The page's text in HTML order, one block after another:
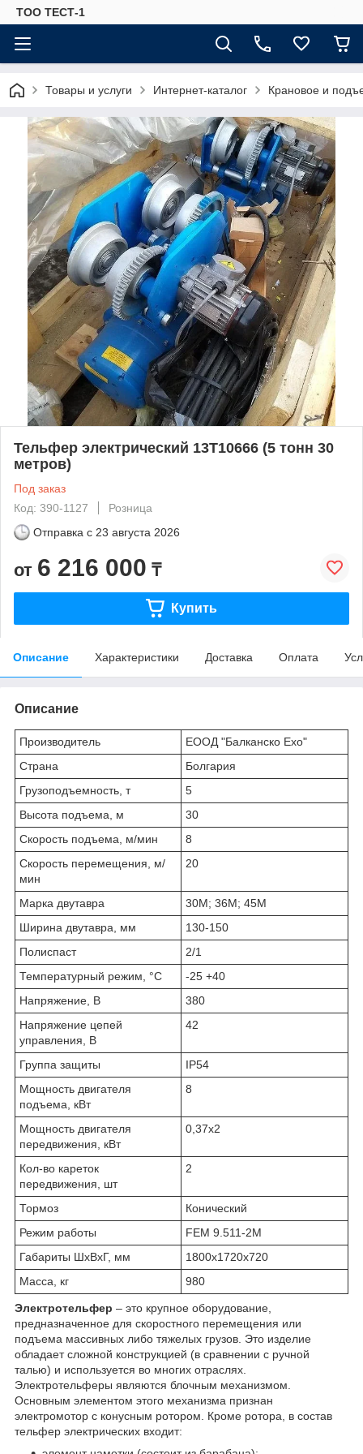
ТОО ТЕСТ-1
Товары и услуги Интернет-каталог Крановое и
Тельфер электрический 13Т10666 (5 тонн 30
метров)
Под заказ
Код: 390-1127
Розница
Отправка с 23 августа 2026
от 6 216 000 ₸
Купить
Описание Характеристики Доставка Оплата
Описание
Производитель
ЕООД "Балканско Ехо"
Страна
Болгария
Грузоподъемность, т
5
Высота подъема, м
30
Скорость подъема, м/мин
8
Скорость перемещения, м/
мин
20
Марка двутавра
30М; 36М; 45М
Ширина двутавра, мм
130-150
Полиспаст
2/1
Температурный режим, °С
-25 +40
Напряжение, В
380
Напряжение цепей
управления, В
42
Группа защиты
IP54
Мощность двигателя
подъема, кВт
8
Мощность двигателя
передвижения, кВт
0,37х2
Кол-во кареток
передвижения, шт
2
Тормоз
Конический
Режим работы
FEM 9.511-2М
Габариты ШхВхГ, мм
1800х1720х720
Масса, кг
980
Электротельфер – это крупное оборудование,
предназначенное для скоростного перемещения или
подъема массивных либо тяжелых грузов. Это изделие
обладает сложной конструкцией (в сравнении с ручной
талью) и используется во многих отраслях.
Электротельферы являются блочным механизмом.
Основным элементом этого механизма признан
электромотор с конусным ротором. Кроме ротора, в состав
тельфер электрических входит: